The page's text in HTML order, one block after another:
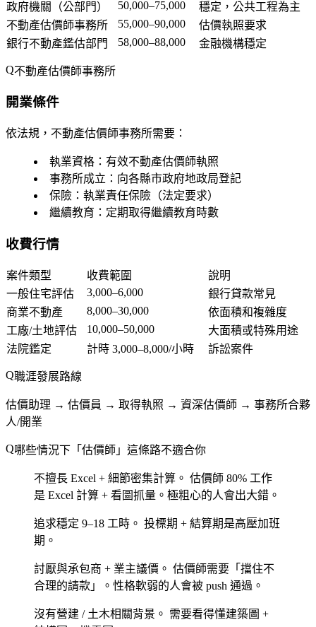
政府機關（公部門） 50,000–75,000
穩定，公共工程為主
不動產估價師事務所
55,000–90,000
估價執照要求
銀行不動產鑑估部門
58,000–88,000 金融機構穩定
不動產估價師事務所
開業條件
依法規，不動產估價師事務所需要：
執業資格 ：有效不動產估價師執照
事務所成立 ：向各縣市政府地政局登記
保險 ：執業責任保險（法定要求）
繼續教育 ：定期取得繼續教育時數
收費行情
案件類型 收費範圍
說明
一般住宅評估
3,000–6,000
銀行貸款常見
商業不動產
8,000–30,000
依面積和複雜度
工廠/土地評估
10,000–50,000
大面積或特殊用途
法院鑑定
計時 3,000–8,000/小時 訴訟案件
職涯發展路線
估價助理 → 估價員 → 取得執照 → 資深估價師 → 事務所合夥
人/開業
哪些情況下「估價師」這條路不適合你
不擅長 Excel + 細節密集計算。 估價師 80% 工作
是 Excel 計算 + 看圖抓量。極粗心的人會出大錯。
追求穩定 9–18 工時。 投標期 + 結算期是高壓加班
期。
討厭與承包商 + 業主議價。 估價師需要「擋住不
合理的請款」。性格軟弱的人會被 push 通過。
沒有營建 / 土木相關背景。 需要看得懂建築圖 +